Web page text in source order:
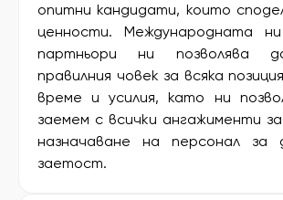
опитни кандидати, които
ценности. Международната
партньори ни позволява
правилния човек за всяка
време и усилия, като ни
заемем с всички ангажименти
назначаване на персонал за
заетост.